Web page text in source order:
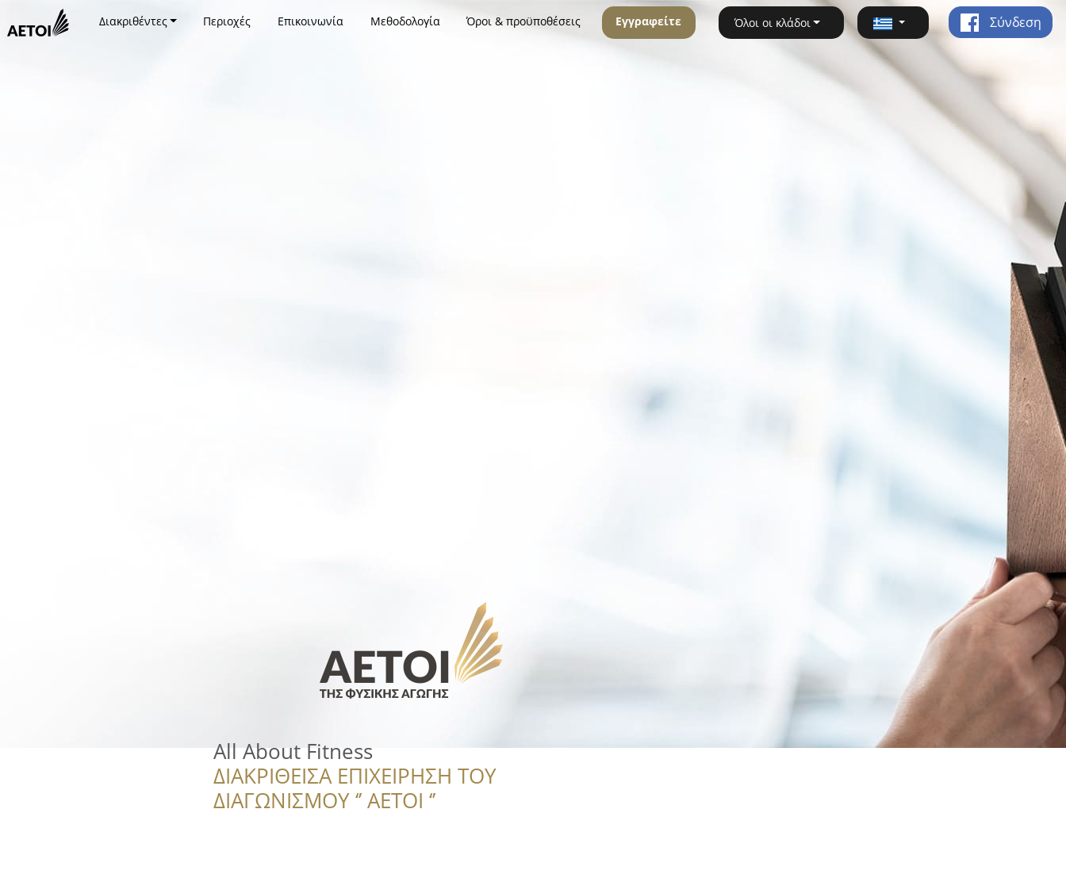
Διακριθέντες Περιοχές Επικοινωνία Μεθοδολογία Όροι & προϋποθέσεις Εγγραφείτε Όλοι οι κλάδοι Σύνδεση
All About Fitness
ΔΙΑΚΡΙΘΕΙΣΑ ΕΠΙΧΕΙΡΗΣΗ ΤΟΥ
ΔΙΑΓΩΝΙΣΜΟΥ ‘’ ΑΕΤΟΙ ‘’